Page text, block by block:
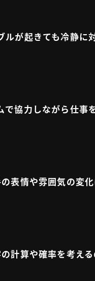
ルが起きても冷静に
で協力しながら仕事
表情や雰囲気の変化
計算や確率を考える